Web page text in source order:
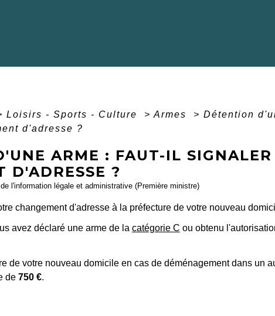
Loisirs - Sports - Culture > Armes > Détention
d'adresse ?
ARME : FAUT-IL SIGNALER
D'ADRESSE ?
l'information légale et administrative (Première ministre)
changement d'adresse à la préfecture de votre nouveau
avez déclaré une arme de la catégorie C ou obtenu
de votre nouveau domicile en cas de déménagement dans un
de 750 €.